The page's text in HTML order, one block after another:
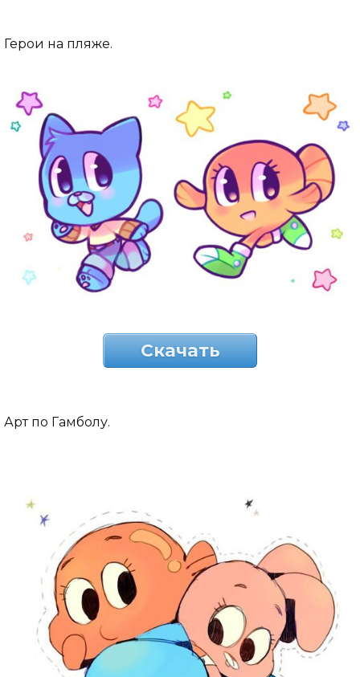
Герои на пляже.
Скачать
Арт по Гамболу.